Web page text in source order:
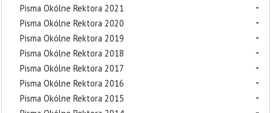
Pisma Okólne Rektora 2021
Pisma Okólne Rektora 2020
Pisma Okólne Rektora 2019
Pisma Okólne Rektora 2018
Pisma Okólne Rektora 2017
Pisma Okólne Rektora 2016
Pisma Okólne Rektora 2015